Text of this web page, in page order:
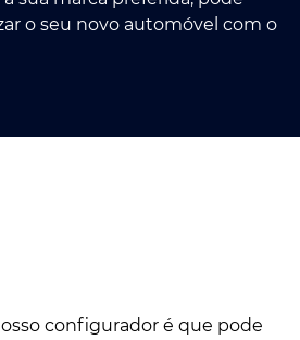
o seu novo automóvel com o
configurador é que pode